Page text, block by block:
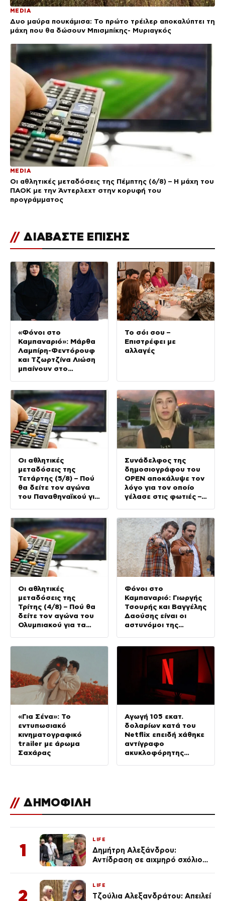
MEDIA
Δυο μαύρα πουκάμισα: Το πρώτο τρέιλερ αποκαλύπτει τη
μάχη που θα δώσουν Μπισμπίκης- Μυριαγκός
MEDIA
Οι αθλητικές μεταδόσεις της Πέμπτης (6/8) – Η μάχη του
ΠΑΟΚ με την Άντερλεχτ στην κορυφή του
προγράμματος
// ΔΙΑΒΑΣΤΕ ΕΠΙΣΗΣ
«Φόνοι στο
Καμπαναριό»: Μάρθα
Λαμπίρη-Φεντόρουφ
και Τζωρτζίνα Λιώση
μπαίνουν στο
Το σόι σου –
Επιστρέφει με
αλλαγές
Οι αθλητικές
μεταδόσεις της
Τετάρτης (5/8) – Πού
θα δείτε τον αγώνα
του Παναθηναϊκού για
Συνάδελφος της
δημοσιογράφου του
OPEN αποκάλυψε τον
λόγο για τον οποίο
γέλασε στις φωτιές –
Οι αθλητικές
μεταδόσεις της
Τρίτης (4/8) – Πού θα
δείτε τον αγώνα του
Ολυμπιακού για τα
Φόνοι στο
Καμπαναριό: Γιωργής
Τσουρής και Βαγγέλης
Δαούσης είναι οι
αστυνόμοι της
«Για Σένα»: Το
εντυπωσιακό
κινηματογραφικό
trailer με άρωμα
Σαχάρας
Αγωγή 105 εκατ.
δολαρίων κατά του
Netflix επειδή χάθηκε
αντίγραφο
ακυκλοφόρητης
// ΔΗΜΟΦΙΛΗ
1
LIFE
Δημήτρη Αλεξάνδρου:
Αντίδραση σε αιχμηρό σχόλιο
2
LIFE
Τζούλια Αλεξανδράτου: Απειλεί